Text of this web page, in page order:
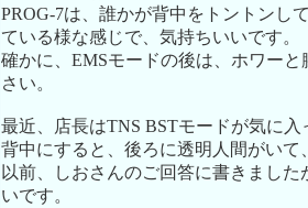
PROG-7は、誰かが背中をトントンし
ている様な感じで、気持ちいいです。
確かに、EMSモードの後は、ホワー
さい。
最近、店長はTNS BSTモードが気に
背中にすると、後ろに透明人間がいて
以前、しおさんのご回答に書きまし
いです。